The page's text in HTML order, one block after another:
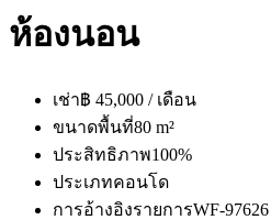
ห้องนอน
เช่า฿ 45,000 / เดือน
ขนาดพื้นที่80 m²
ประสิทธิภาพ100%
ประเภทคอนโด
การอ้างอิงรายการWF-97626